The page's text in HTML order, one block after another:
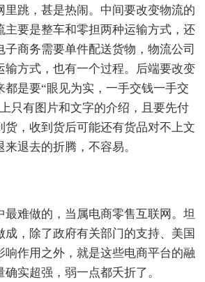
里跳，甚是热闹。中间要改变物流的
主要是整车和零担两种运输方式，还
商务需要单件配送货物，物流公司
输方式，也有一个过程。后端要改变
都是要“眼见为实，一手交钱一手交
只有图片和文字的介绍，且要先付
货，收到货后可能还有货品对不上文
退去的折腾，不容易。
最难做的，当属电商零售互联网。坦
成，除了政府有关部门的支持、美国
响作用之外，就是这些电商平台的融
实超强，弱一点都夭折了。